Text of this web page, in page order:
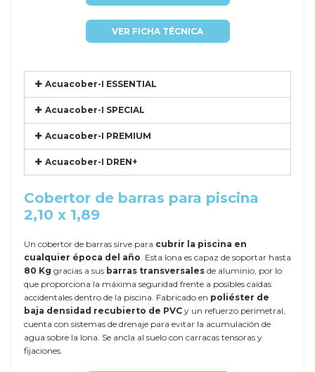
VER FICHA TÉCNICA
Acuacober-I ESSENTIAL
Acuacober-I SPECIAL
Acuacober-I PREMIUM
Acuacober-I DREN+
Cobertor de barras para piscina
2,10 x 1,89
Un cobertor de barras sirve para cubrir la piscina en
cualquier época del año. Esta lona es capaz de soportar hasta
80 Kg gracias a sus barras transversales de aluminio, por lo
que proporciona la máxima seguridad frente a posibles caídas
accidentales dentro de la piscina. Fabricado en poliéster de
baja densidad recubierto de PVC y un refuerzo perimetral,
cuenta con sistemas de drenaje para evitar la acumulación de
agua sobre la lona. Se ancla al suelo con carracas tensoras y
fijaciones.